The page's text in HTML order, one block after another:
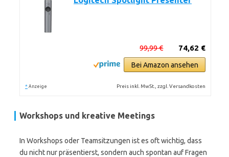
74,62 €
99,99 €
Bei Amazon ansehen
* Anzeige Preis inkl. MwSt., zzgl. Versandkosten
Workshops und kreative Meetings
In Workshops oder Teamsitzungen ist es oft wichtig, dass
du nicht nur präsentierst, sondern auch spontan auf Fragen